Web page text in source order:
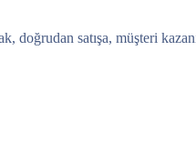
satışa, müşteri